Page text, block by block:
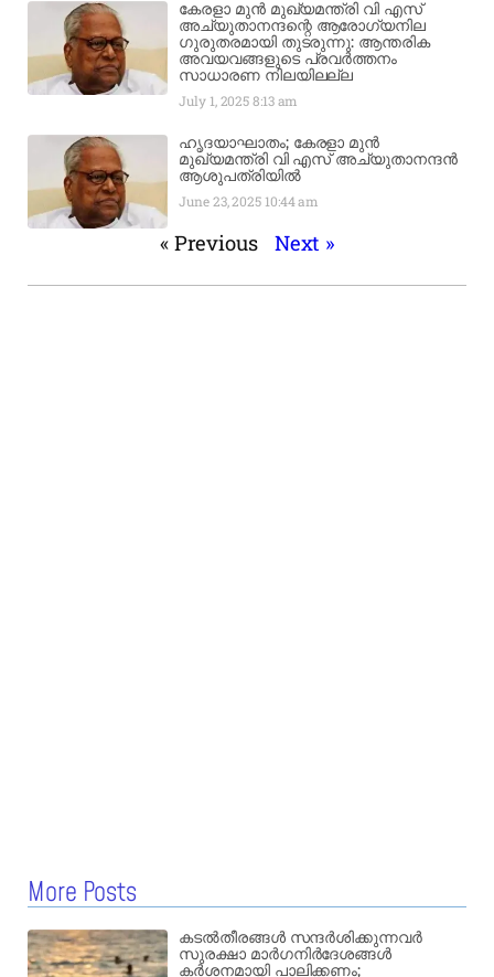
കേരളാ മുൻ മുഖ്യമന്ത്രി വി എസ്
അച്യുതാനന്ദന്റെ ആരോഗ്യനില
ഗുരുതരമായി തുടരുന്നു: ആന്തരിക
അവയവങ്ങളുടെ പ്രവർത്തനം
സാധാരണ നിലയിലല്ല
July 1, 20258:13 am
ഹൃദയാഘാതം; കേരളാ മുൻ
മുഖ്യമന്ത്രി വി എസ് അച്യുതാനന്ദൻ
ആശുപത്രിയിൽ
June 23, 2025 10:44 am
« Previous Next »
More Posts
കടൽതീരങ്ങൾ സന്ദർശിക്കുന്നവർ
സുരക്ഷാ മാർഗനിർദേശങ്ങൾ
കർശനമായി പാലിക്കണം;